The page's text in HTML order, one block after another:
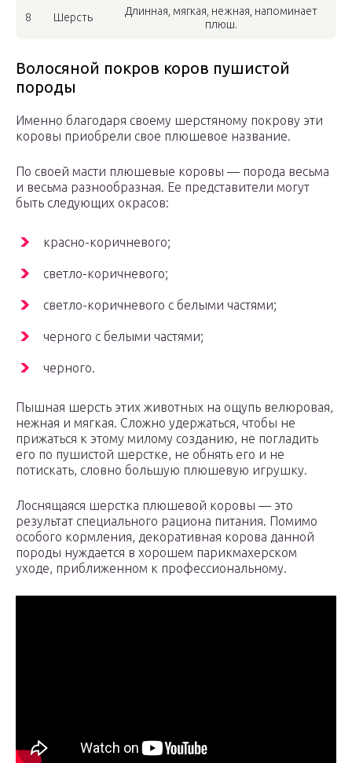
8 Шерсть
Длинная, мягкая, нежная, напоминает
плюш.
Волосяной покров коров пушистой
породы
Именно благодаря своему шерстяному покрову эти
коровы приобрели свое плюшевое название.
По своей масти плюшевые коровы — порода весьма
и весьма разнообразная. Ее представители могут
быть следующих окрасов:
красно-коричневого;
светло-коричневого;
светло-коричневого с белыми частями;
черного с белыми частями;
черного.
Пышная шерсть этих животных на ощупь велюровая,
нежная и мягкая. Сложно удержаться, чтобы не
прижаться к этому милому созданию, не погладить
его по пушистой шерстке, не обнять его и не
потискать, словно большую плюшевую игрушку.
Лоснящаяся шерстка плюшевой коровы — это
результат специального рациона питания. Помимо
особого кормления, декоративная корова данной
породы нуждается в хорошем парикмахерском
уходе, приближенном к профессиональному.